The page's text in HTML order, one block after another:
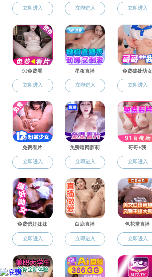
共231条 上页 1 ... 20 22 23